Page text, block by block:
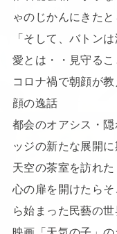
ゃのじかんにきた
「そして、バトン
愛とは・・見守る
コロナ禍で朝顔が
顔の逸話
都会のオアシス・
ッジの新たな展開
天空の茶室を訪れ
心の扉を開けたら
ら始まった民藝の世